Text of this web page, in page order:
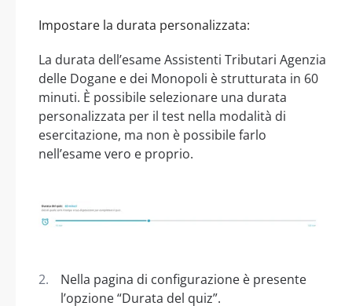
Impostare la durata personalizzata:
La durata dell’esame Assistenti Tributari Agenzia
delle Dogane e dei Monopoli è strutturata in 60
minuti. È possibile selezionare una durata
personalizzata per il test nella modalità di
esercitazione, ma non è possibile farlo
nell’esame vero e proprio.
Nella pagina di configurazione è presente
l’opzione “Durata del quiz”.